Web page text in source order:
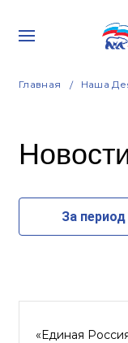
Главная Наша
За период
«Единая